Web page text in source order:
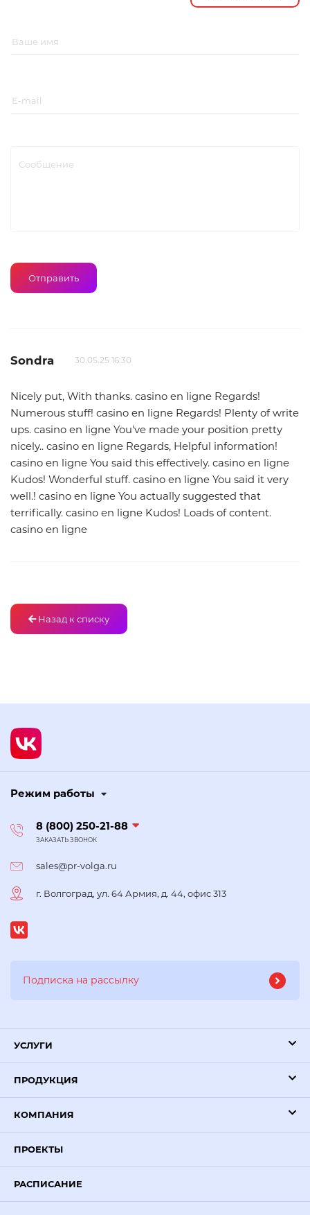
Sondra 30.05.25 16:30
Nicely put, With thanks. casino en ligne Regards!
Numerous stuff! casino en ligne Regards! Plenty of write
ups. casino en ligne You've made your position pretty
nicely.. casino en ligne Regards, Helpful information!
casino en ligne You said this effectively. casino en ligne
Kudos! Wonderful stuff. casino en ligne You said it very
well.! casino en ligne You actually suggested that
terrifically. casino en ligne Kudos! Loads of content.
casino en ligne
Назад к списку
Режим работы
8 (800) 250-21-88
ЗАКАЗАТЬ ЗВОНОК
sales@pr-volga.ru
г. Волгоград, ул. 64 Армия, д. 44, офис 313
УСЛУГИ
ПРОДУКЦИЯ
КОМПАНИЯ
ПРОЕКТЫ
РАСПИСАНИЕ